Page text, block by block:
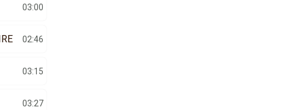
03:00
02:46
03:15
03:27